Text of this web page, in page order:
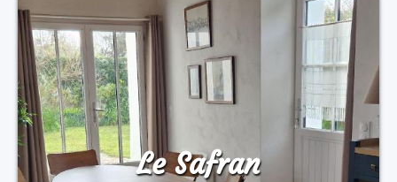
Le Safran